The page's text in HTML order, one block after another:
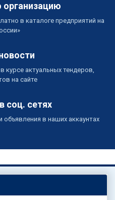
организацию
в каталоге предприятий на
курсе актуальных тендеров,
на сайте
соц. сетях
в наших аккаунтах